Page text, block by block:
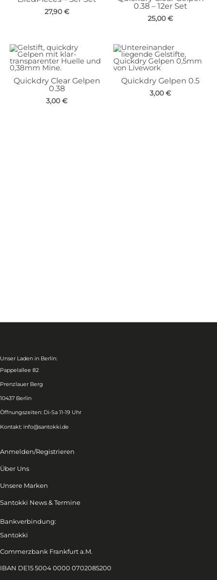
27,90 €
0.38 – 12er Set
25,00 €
Quickdry Clear Gelpen
0.38
3,00 €
Quickdry Gelpen 0.5
3,00 €
Unser Laden in Berlin:
Pappelallee 82
Prenzlauer Berg
10437 Berlin
Öffnungszeiten: Di-Sa 11-19 Uhr
Kontakt: info@santokki.de
Anmelden/Registrieren
Über Uns
Unsere Marken
Santokki News & Termine
Bankverbindung:
Santokki
Commerzbank Frankfurt a.M.
IBAN DE15 5004 0000 0702085200